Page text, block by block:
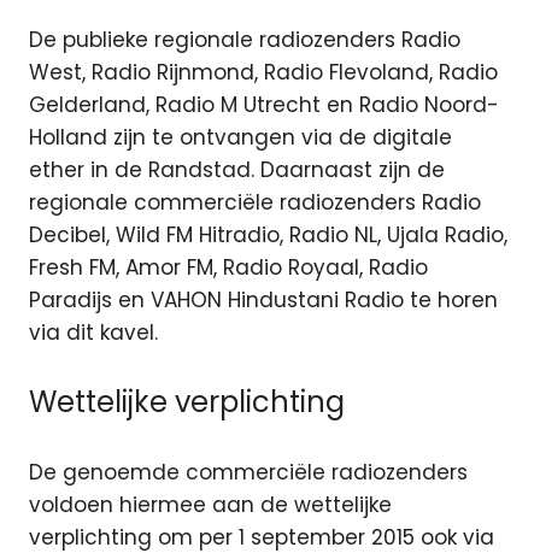
De publieke regionale radiozenders Radio
West, Radio Rijnmond, Radio Flevoland, Radio
Gelderland, Radio M Utrecht en Radio Noord-
Holland zijn te ontvangen via de digitale
ether in de Randstad. Daarnaast zijn de
regionale commerciële radiozenders Radio
Decibel, Wild FM Hitradio, Radio NL, Ujala Radio,
Fresh FM, Amor FM, Radio Royaal, Radio
Paradijs en VAHON Hindustani Radio te horen
via dit kavel.
Wettelijke verplichting
De genoemde commerciële radiozenders
voldoen hiermee aan de wettelijke
verplichting om per 1 september 2015 ook via